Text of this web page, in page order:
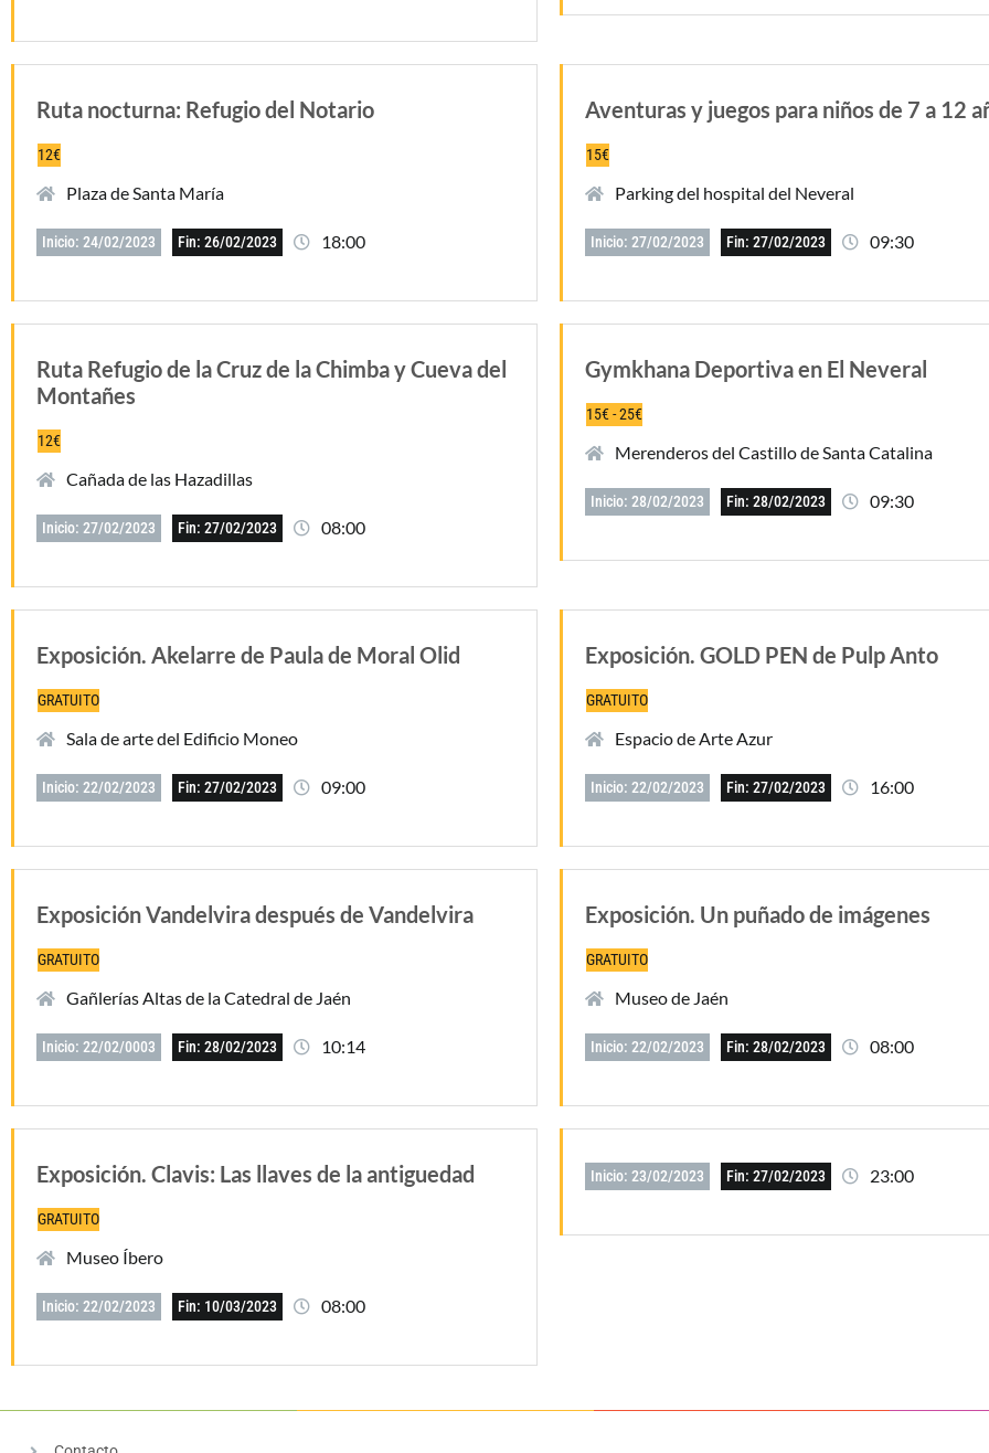
Ruta nocturna: Refugio del Notario
12€
Plaza de Santa María
Inicio: 24/02/2023 Fin: 26/02/2023 18:00
Aventuras y juegos para niños de 7 a 12
15€
Parking del hospital del Neveral
Inicio: 27/02/2023 Fin: 27/02/2023 09:30
Ruta Refugio de la Cruz de la Chimba y Cueva del
Montañes
12€
Cañada de las Hazadillas
Inicio: 27/02/2023 Fin: 27/02/2023 08:00
Gymkhana Deportiva en El Neveral
15€ - 25€
Merenderos del Castillo de Santa Catalina
Inicio: 28/02/2023 Fin: 28/02/2023 09:30
Exposición. Akelarre de Paula de Moral Olid
GRATUITO
Sala de arte del Edificio Moneo
Inicio: 22/02/2023 Fin: 27/02/2023 09:00
Exposición. GOLD PEN de Pulp Anto
GRATUITO
Espacio de Arte Azur
Inicio: 22/02/2023 Fin: 27/02/2023 16:00
Exposición Vandelvira después de Vandelvira
GRATUITO
Gañlerías Altas de la Catedral de Jaén
Inicio: 22/02/0003 Fin: 28/02/2023 10:14
Exposición. Un puñado de imágenes
GRATUITO
Museo de Jaén
Inicio: 22/02/2023 Fin: 28/02/2023 08:00
Exposición. Clavis: Las llaves de la antiguedad
GRATUITO
Museo Íbero
Inicio: 22/02/2023 Fin: 10/03/2023 08:00
Inicio: 23/02/2023 Fin: 27/02/2023 23:00